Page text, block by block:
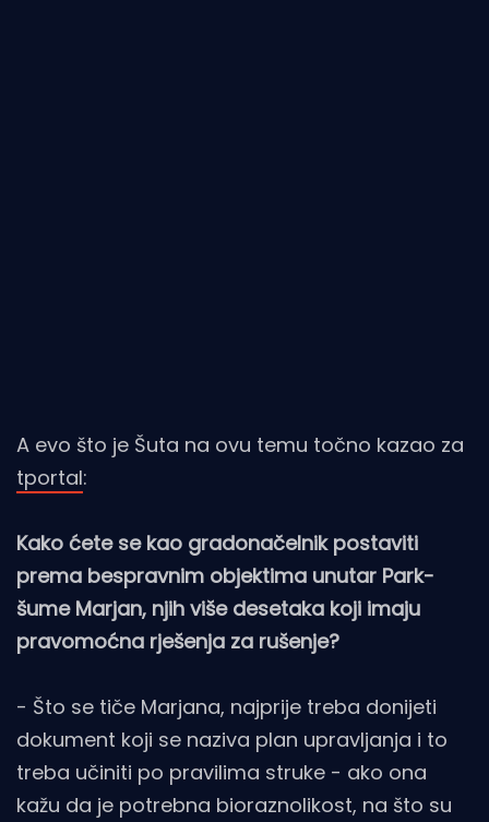
A evo što je Šuta na ovu temu točno kazao za
tportal:
Kako ćete se kao gradonačelnik postaviti
prema bespravnim objektima unutar Park-
šume Marjan, njih više desetaka koji imaju
pravomoćna rješenja za rušenje?
- Što se tiče Marjana, najprije treba donijeti
dokument koji se naziva plan upravljanja i to
treba učiniti po pravilima struke - ako ona
kažu da je potrebna bioraznolikost, na što su